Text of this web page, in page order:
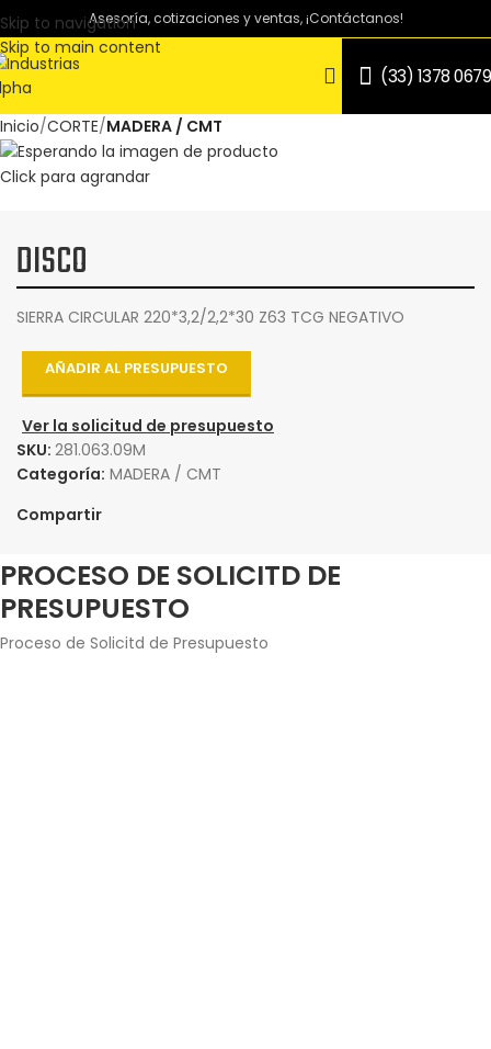
Skip to navigation
Skip to main content
Asesoría, cotizaciones y ventas, ¡Contáctanos!
(33) 1378 0679
Inicio CORTE MADERA / CMT
Click para agrandar
DISCO
SIERRA CIRCULAR 220*3,2/2,2*30 Z63 TCG NEGATIVO
AÑADIR AL PRESUPUESTO
Ver la solicitud de presupuesto
SKU: 281.063.09M
Categoría: MADERA / CMT
Compartir
PROCESO DE SOLICITD DE
PRESUPUESTO
Proceso de Solicitd de Presupuesto